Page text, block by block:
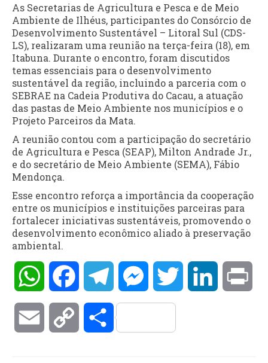
As Secretarias de Agricultura e Pesca e de Meio
Ambiente de Ilhéus, participantes do Consórcio de
Desenvolvimento Sustentável – Litoral Sul (CDS-
LS), realizaram uma reunião na terça-feira (18), em
Itabuna. Durante o encontro, foram discutidos
temas essenciais para o desenvolvimento
sustentável da região, incluindo a parceria com o
SEBRAE na Cadeia Produtiva do Cacau, a atuação
das pastas de Meio Ambiente nos municípios e o
Projeto Parceiros da Mata.
A reunião contou com a participação do secretário
de Agricultura e Pesca (SEAP), Milton Andrade Jr.,
e do secretário de Meio Ambiente (SEMA), Fábio
Mendonça.
Esse encontro reforça a importância da cooperação
entre os municípios e instituições parceiras para
fortalecer iniciativas sustentáveis, promovendo o
desenvolvimento econômico aliado à preservação
ambiental.
WhatsAppFacebookTelegramMessengerTwitter LinkedIn
Email Copy Compartilhar